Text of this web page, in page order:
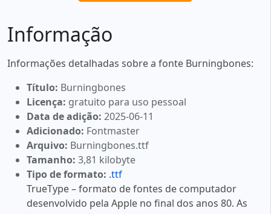
Informação
Informações detalhadas sobre a fonte Burningbones:
Título: Burningbones
Licença: gratuito para uso pessoal
Data de adição: 2025-06-11
Adicionado: Fontmaster
Arquivo: Burningbones.ttf
Tamanho: 3,81 kilobyte
Tipo de formato: .ttf
TrueType – formato de fontes de computador
desenvolvido pela Apple no final dos anos 80. As